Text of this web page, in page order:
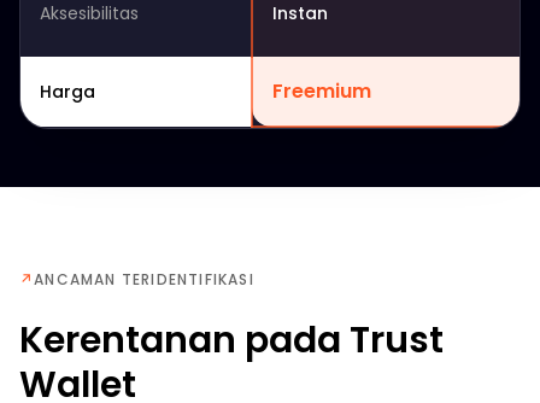
Aksesibilitas Instan
Harga Freemium
↗ANCAMAN TERIDENTIFIKASI
Kerentanan pada Trust
Wallet